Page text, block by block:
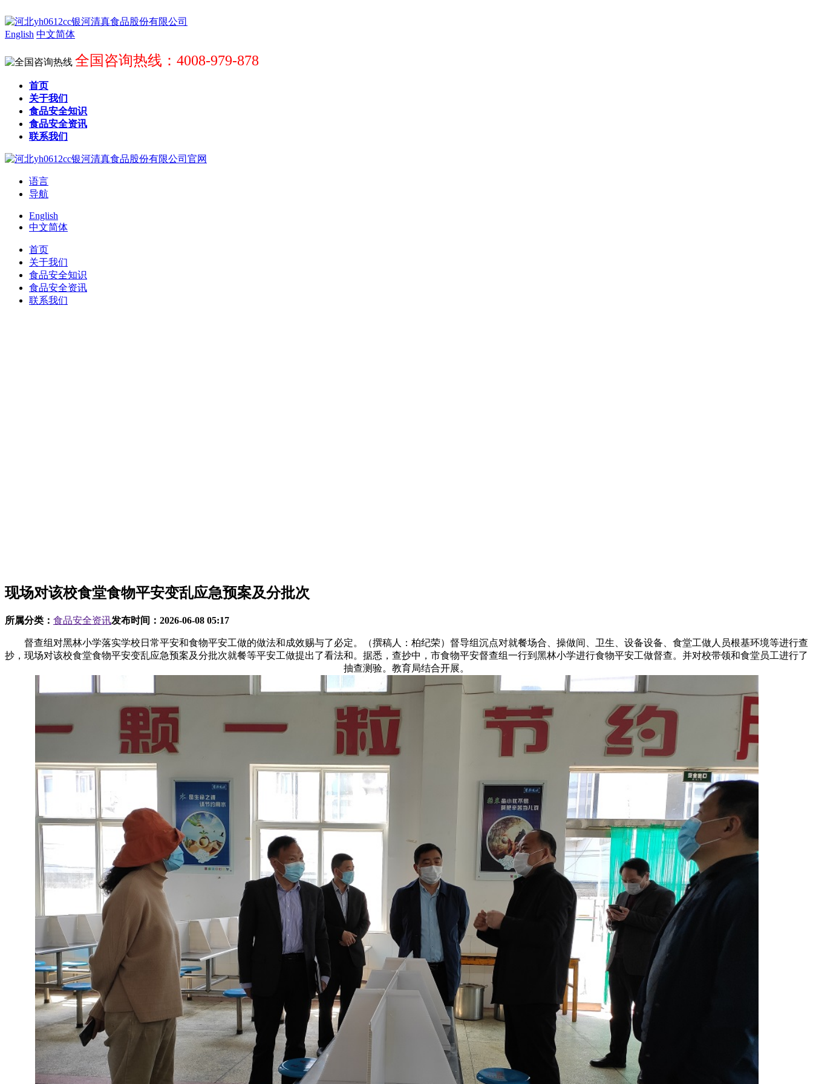
English 中文简体
全国咨询热线：4008-979-878
首页
关于我们
食品安全知识
食品安全资讯
联系我们
语言
导航
English
中文简体
首页
关于我们
食品安全知识
食品安全资讯
联系我们
现场对该校食堂食物平安变乱应急预案及分批次
所属分类： 食品安全资讯发布时间： 2026-06-08 05:17
督查组对黑林小学落实学校日常平安和食物平安工做的做法和成效赐与了必定。（撰稿人：柏纪荣）督导组沉点对就餐场合、操做间、卫生、设备设备、食堂工做人员根基环境等进行查
抄，现场对该校食堂食物平安变乱应急预案及分批次就餐等平安工做提出了看法和。据悉，查抄中，市食物平安督查组一行到黑林小学进行食物平安工做督查。并对校带领和食堂员工进行了
抽查测验。教育局结合开展。